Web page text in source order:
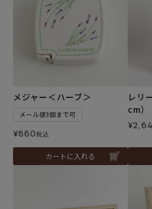
メジャー＜ハーブ＞
メール便3個まで可
¥660税込
カートに入れる
レリ
cm）
¥